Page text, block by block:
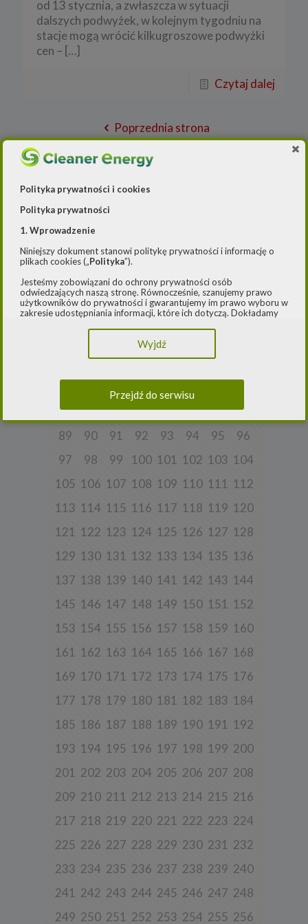
od 13 stycznia, a zwłaszcza w sytuacji
dalszych podwyżek, w kolejnym tygodniu na
stacje mogą wrócić kilkugroszowe podwyżki
cen – […]
Czytaj dalej
Poprzednia strona
4
9
10 11 12
17
33
34 35
41
42 43 44 45 46 47
48
49
50 51 52 53 54 55
56
60 61
66 67 68 69 70 71
81
82 83 84 85 86 87
88
89
90 91 92 93 94 95
96
97
98 99 100 101 102 103 104
105 106 107 108 109 110 111
112
113 114 115 116 117 118 119 120
121
122 123 124 125 126 127 128
129 130 131 132 133 134 135 136
137 138 139 140 141 142 143 144
145 146 147 148 149 150 151
152
153 154 155 156 157 158 159 160
161
162 163 164 165 166 167 168
169 170 171 172 173 174 175 176
177 178 179 180 181 182 183 184
185 186 187 188 189 190 191
192
193 194 195 196 197 198 199 200
201 202 203 204 205 206 207 208
209 210 211 212 213 214 215 216
217 218 219 220 221 222 223 224
225 226 227 228 229 230 231 232
233 234 235 236 237 238 239 240
241 242 243 244 245 246 247 248
249 250 251 252 253 254 255 256
Polityka prywatności i cookies
Polityka prywatności
1. Wprowadzenie
Niniejszy dokument stanowi politykę prywatności i informację o
plikach cookies („Polityka”).
Jesteśmy zobowiązani do ochrony prywatności osób
odwiedzających naszą stronę. Równocześnie, szanujemy prawo
użytkowników do prywatności i gwarantujemy im prawo wyboru w
zakresie udostępniania informacji, które ich dotyczą. Dokładamy
przepisami, w szczególności rozporządzeniem Parlamentu
Europejskiego i Rady (UE) 2016/979 z dnia 27 kwietnia 2016 r. w
10 maja 2018 roku o ochronie danych osobowych („
Niniejsza Polityka dotyczy przetwarzania danych osobowych,
odpowiedzialnością sp. k. z siedzibą w Warszawie, przy ul.
Dąbrowieckiej 6A lok. 6, 03-932 Warszawa, wpisana do rejestru
przedsiębiorców Krajowego Rejestru Sądowego, prowadzonego
przez Sąd Rejonowy dla m. st. Warszawy w Warszawie, XIII
KRS 0000770248, REGON 382497533, NIP 1132992861
Spółka, jako administrator danych osobowych, decyduje o celach i
sposobach przetwarzania danych osobowych użytkowników.
skontaktować się z nami:
a) pod adresem e-mail:rodo@cleanerenergy.pl
b) pisemnie na adres siedziby Spółki.
Spółka przetwarza dane, które użytkownicy podają lub
udostępniają w historii przeglądania stron i aplikacji w ramach
korzystania z naszych usług (wraz ze zautomatyzowaną analizą
założenia konta lub korzystania z usługi newslettera, tj. imię,
nazwisko, adres e-mail.
4. Cel i podstawa przetwarzania danych
Twoje dane będą przetwarzane do celu:
a) realizacji usługi w oparciu o regulamin korzystania z serwisu, jeśli
użytkownik zarejestruje swoje konto lub skorzysta z usługi
newslettera (podstawa z art. 6 ust. 1 lit. b RODO),
także wykrywania nadużyć oraz pomiarów statystycznych i
uzasadnionego interesu (podstawa z art. 6 ust. 1 lit. f RODO),
c) ewentualnego ustalenia, dochodzenia lub obrony przed
roszczeniami będącego realizacją naszego prawnie uzasadnionego
Wyjdź
Przejdź do serwisu